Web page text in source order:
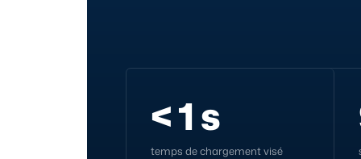
< 1 s
temps de chargement visé